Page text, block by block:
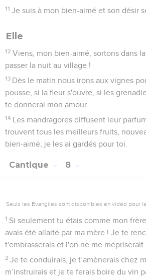
11 Je suis à mon bien-aimé et son désir
Elle
12 Viens, mon bien-aimé, sortons dans
passer la nuit au village !
13 Dès le matin nous irons aux vignes
pousse, si la fleur s'ouvre, si les
te donnerai mon amour.
14 Les mandragores diffusent leur
trouvent tous les meilleurs fruits,
bien-aimé, je les ai gardés pour toi.
Cantique 8
Seuls les Évangiles sont disponibles en vidéo pour
1 Si seulement tu étais comme mon
avais été allaité par ma mère ! Je te
t'embrasserais et l'on ne me mépriserait
2 Je te conduirais, je t’amènerais chez
m’instruirais et je te ferais boire du vin